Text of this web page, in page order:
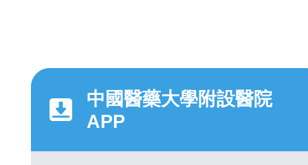
中國醫藥大學附設醫院
APP